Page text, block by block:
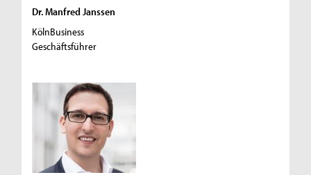
Dr. Manfred Janssen
KölnBusiness
Geschäftsführer